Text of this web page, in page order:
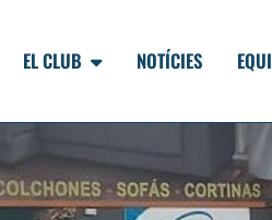
EL CLUB NOTÍCIES